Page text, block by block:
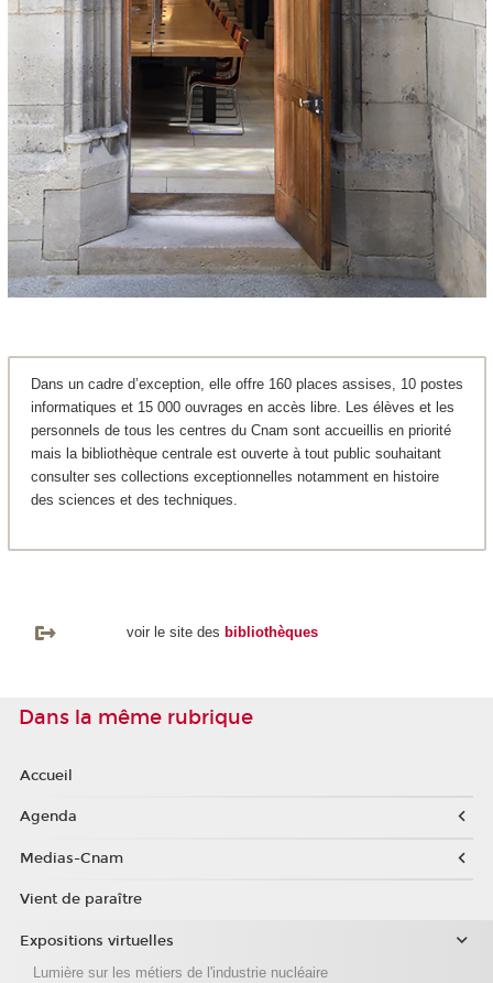
Dans un cadre d’exception, elle offre 160 places assises, 10 postes
informatiques et 15 000 ouvrages en accès libre. Les élèves et les
personnels de tous les centres du Cnam sont accueillis en priorité
mais la bibliothèque centrale est ouverte à tout public souhaitant
consulter ses collections exceptionnelles notamment en histoire
des sciences et des techniques.
voir le site des bibliothèques
Dans la même rubrique
Accueil
Agenda
Medias-Cnam
Vient de paraître
Expositions virtuelles
Lumière sur les métiers de l'industrie nucléaire